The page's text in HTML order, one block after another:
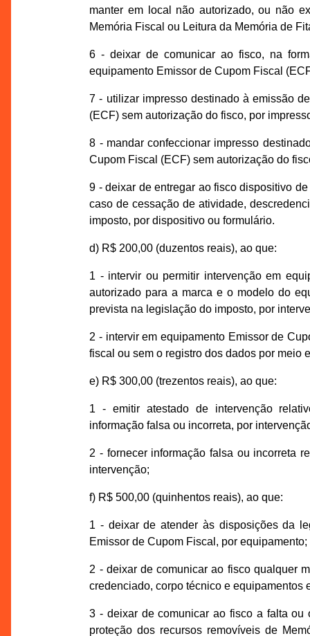
manter em local não autorizado, ou não
Memória Fiscal ou Leitura da Memória de
6 - deixar de comunicar ao fisco, na
equipamento Emissor de Cupom Fiscal
7 - utilizar impresso destinado à emissão
(ECF) sem autorização do fisco, por
8 - mandar confeccionar impresso
Cupom Fiscal (ECF) sem autorização do
9 - deixar de entregar ao fisco dispositivo
caso de cessação de atividade,
imposto, por dispositivo ou formulário.
d) R$ 200,00 (duzentos reais), ao que:
1 - intervir ou permitir intervenção em
autorizado para a marca e o modelo do
prevista na legislação do imposto, por
2 - intervir em equipamento Emissor de
fiscal ou sem o registro dos dados por meio
e) R$ 300,00 (trezentos reais), ao que:
1 - emitir atestado de intervenção
informação falsa ou incorreta, por
2 - fornecer informação falsa ou incorreta
intervenção;
f) R$ 500,00 (quinhentos reais), ao que:
1 - deixar de atender às disposições da
Emissor de Cupom Fiscal, por equipamento;
2 - deixar de comunicar ao fisco qualquer
credenciado, corpo técnico e equipamentos
3 - deixar de comunicar ao fisco a falta ou
proteção dos recursos removíveis de